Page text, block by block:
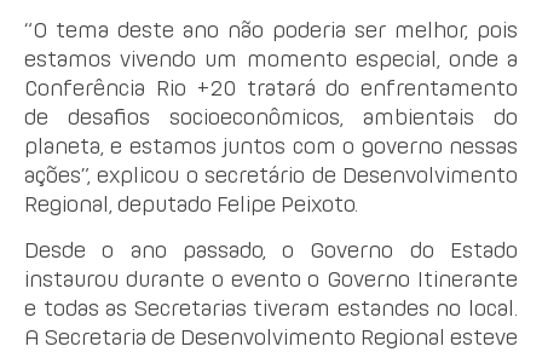
“O tema deste ano não poderia ser melhor, pois
estamos vivendo um momento especial, onde a
Conferência Rio +20 tratará do enfrentamento
de desafios socioeconômicos, ambientais do
planeta, e estamos juntos com o governo nessas
ações”, explicou o secretário de Desenvolvimento
Regional, deputado Felipe Peixoto.
Desde o ano passado, o Governo do Estado
instaurou durante o evento o Governo Itinerante
e todas as Secretarias tiveram estandes no local.
A Secretaria de Desenvolvimento Regional esteve